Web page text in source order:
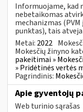
Informuojame, kad
nebetaikomas
mechanizmas
punktas), tais
Metai: 2022
Mokesčių žinyno
pakeitimai »
» Pridėtinės vertės
Pagrindinis:
Apie gyventojų
Web turinio sąrašas